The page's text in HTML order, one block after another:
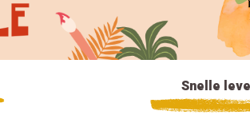
Snelle